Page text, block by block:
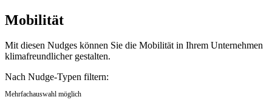
Mobilität
Mit diesen Nudges können Sie die Mobilität in Ihrem Unternehmen
klimafreundlicher gestalten.
Nach Nudge-Typen filtern:
Mehrfachauswahl möglich